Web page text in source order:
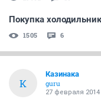
Покупка
1505 6
К
Казинака
guru
27 февраля 2014